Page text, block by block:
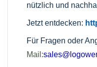
nützlich und
Jetzt entdecken:
Für Fragen oder
Mail: